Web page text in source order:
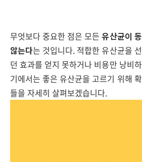
무엇보다 중요한 점은 모든유산균이
않는다는 것입니다. 적합한 유산균을
던 효과를 얻지 못하거나 비용만 낭비
기에서는 좋은 유산균을 고르기 위해
들을 자세히 살펴보겠습니다.